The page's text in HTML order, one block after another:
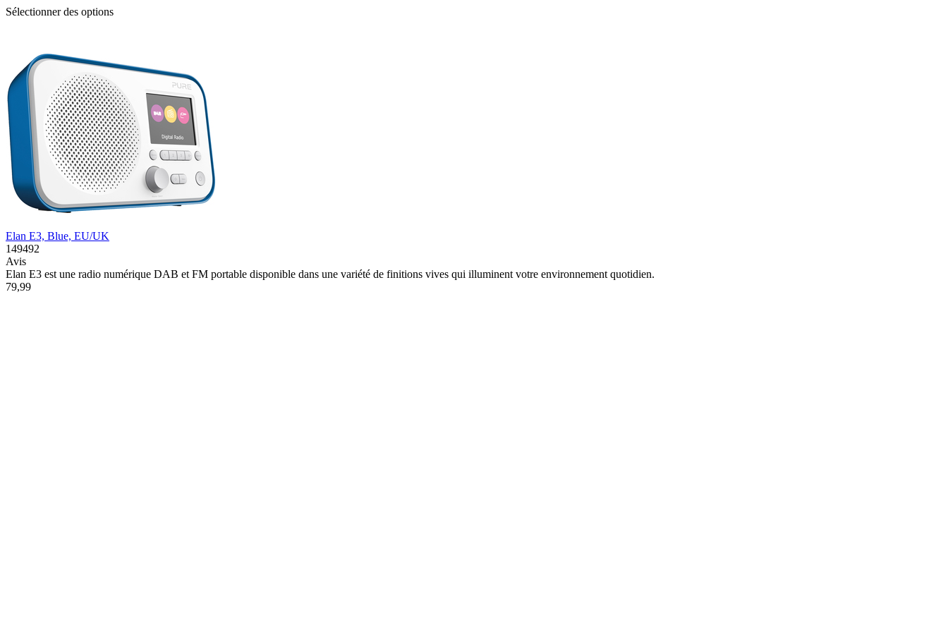
Sélectionner des options
Elan E3, Blue, EU/UK
149492
Avis
Elan E3 est une radio numérique DAB et FM portable disponible dans une variété de finitions vives qui illuminent votre environnement quotidien.
79,99